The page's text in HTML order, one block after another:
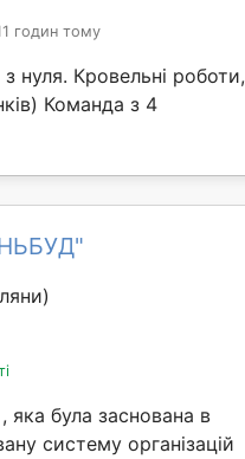
годин тому
нуля. Кровельні роботи,
Команда з 4
яка була заснована в
систему організацій